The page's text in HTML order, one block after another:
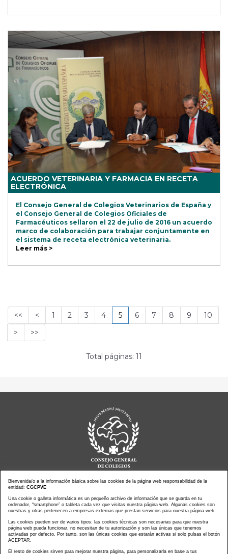
ACUERDO VETERINARIA Y FARMACIA EN RECETA
ELECTRÓNICA
El Consejo General de Colegios Veterinarios de España y
el Consejo General de Colegios Oficiales de
Farmacéuticos sellaron el 22 de julio de 2016 un acuerdo
marco de colaboración para trabajar conjuntamente en
el sistema de receta electrónica veterinaria.
Leer más >
<< < 1 2 3 4 5 6 7 8 9
10
>
>>
Total páginas: 11
Noticias actualidad
Agenda de Actos
Revistas
PressClip
Multimedias
Contacto
Aviso Legal
Política Privacidad
Política Cookies
Bienvenida/o a la información básica sobre las cookies de la página web responsabilidad de la
entidad: CGCPVE
Una cookie o galleta informática es un pequeño archivo de información que se guarda en tu
ordenador, “smartphone” o tableta cada vez que visitas nuestra página web. Algunas cookies son
nuestras y otras pertenecen a empresas externas que prestan servicios para nuestra página web.
Las cookies pueden ser de varios tipos: las cookies técnicas son necesarias para que nuestra
página web pueda funcionar, no necesitan de tu autorización y son las únicas que tenemos
activadas por defecto. Por tanto, son las únicas cookies que estarán activas si solo pulsas el botón
ACEPTAR.
El resto de cookies sirven para mejorar nuestra página, para personalizarla en base a tus